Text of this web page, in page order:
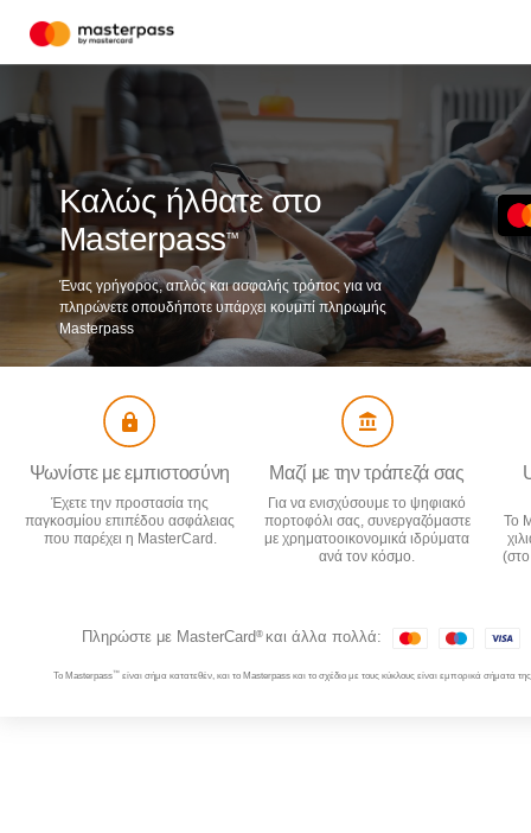
Καλώς ήλθατε στο
Masterpass™
Ένας γρήγορος, απλός και ασφαλής τρόπος για να
πληρώνετε οπουδήποτε υπάρχει κουμπί πληρωμής
Masterpass
Ψωνίστε με εμπιστοσύνη
Έχετε την προστασία της
παγκοσμίου επιπέδου ασφάλειας
που παρέχει η MasterCard.
Μαζί με την τράπεζά σας
Για να ενισχύσουμε το ψηφιακό
πορτοφόλι σας, συνεργαζόμαστε
με χρηματοοικονομικά ιδρύματα
ανά τον κόσμο.
Το
Πληρώστε με MasterCard® και άλλα πολλά:
Το Masterpass ™είναι σήμα κατατεθέν, και το Masterpass και το σχέδιο με τους κύκλους είναι εμπορικά σήματα